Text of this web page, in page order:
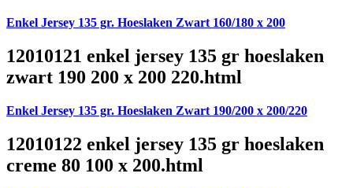
Enkel Jersey 135 gr. Hoeslaken Zwart 160/180 x 200
12010121 enkel jersey 135 gr hoeslaken
zwart 190 200 x 200 220.html
Enkel Jersey 135 gr. Hoeslaken Zwart 190/200 x 200/220
12010122 enkel jersey 135 gr hoeslaken
creme 80 100 x 200.html